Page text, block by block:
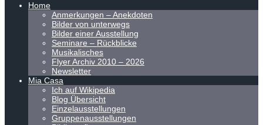
Home
Anmerkungen – Anekdoten
Bilder von unterwegs
Bilder einer Ausstellung
Seminare – Rückblicke
Musikalisches
Flyer Archiv 2010 – 2026
Newsletter
Mia Casa
Ich auf Wikipedia
Blog Übersicht
Einzelausstellungen
Gruppenausstellungen